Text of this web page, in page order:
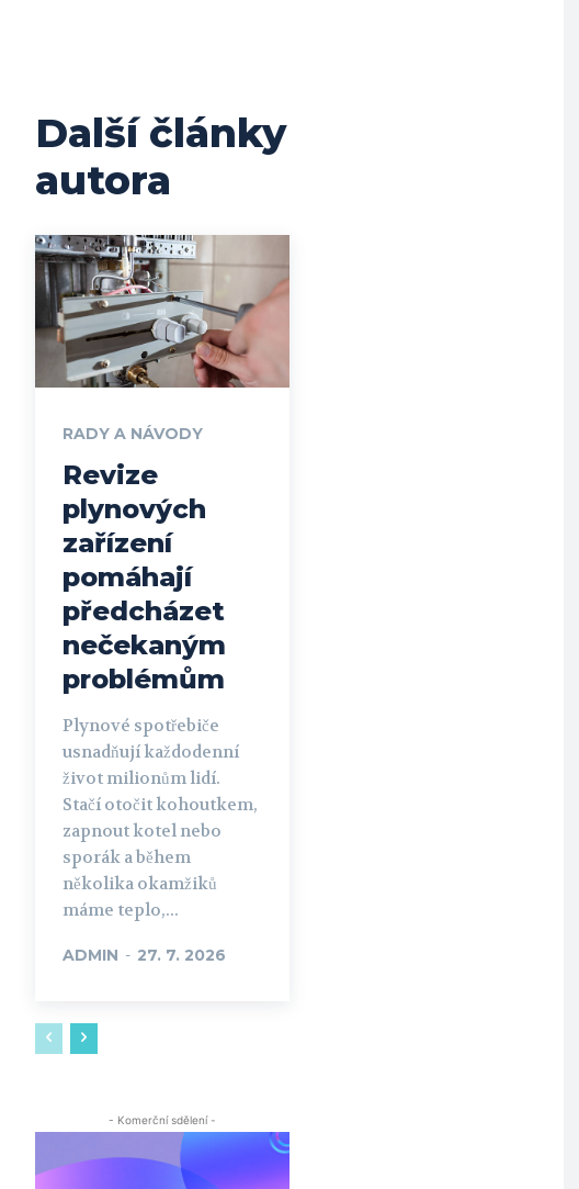
Další články
autora
RADY A NÁVODY
Revize
plynových
zařízení
pomáhají
předcházet
nečekaným
problémům
Plynové spotřebiče
usnadňují každodenní
život milionům lidí.
Stačí otočit kohoutkem,
zapnout kotel nebo
sporák a během
několika okamžiků
máme teplo,...
ADMIN - 27. 7. 2026
- Komerční sdělení -